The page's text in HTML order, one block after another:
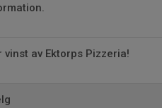
av Ektorps Pizzeria!